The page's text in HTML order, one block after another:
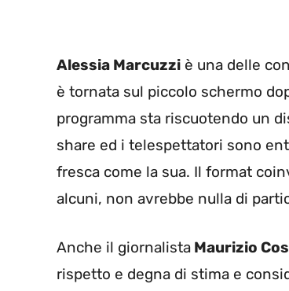
Alessia Marcuzzi è una delle
è tornata sul piccolo schermo
programma sta riscuotendo un
share ed i telespettatori sono
fresca come la sua. Il format
alcuni, non avrebbe nulla di
Anche il giornalista Maurizio
rispetto e degna di stima e